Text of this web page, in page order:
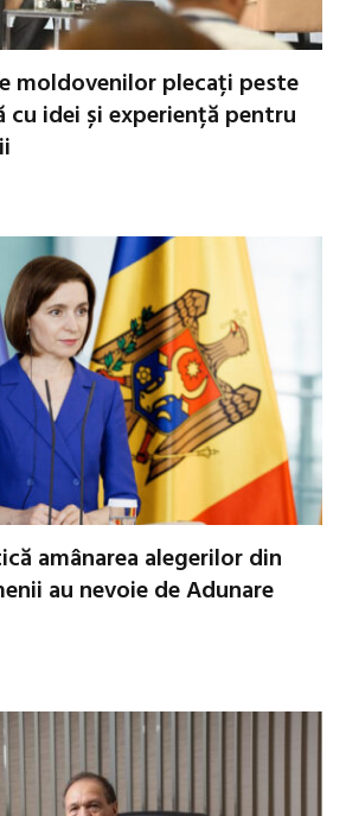
moldovenilor plecați peste
cu idei și experiență pentru
amânarea alegerilor din
au nevoie de Adunare